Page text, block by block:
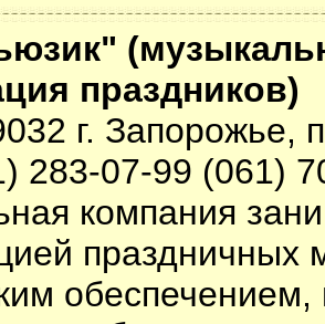
праздников)
г. Запорожье,
283-07-99 (061)
компания
праздничных